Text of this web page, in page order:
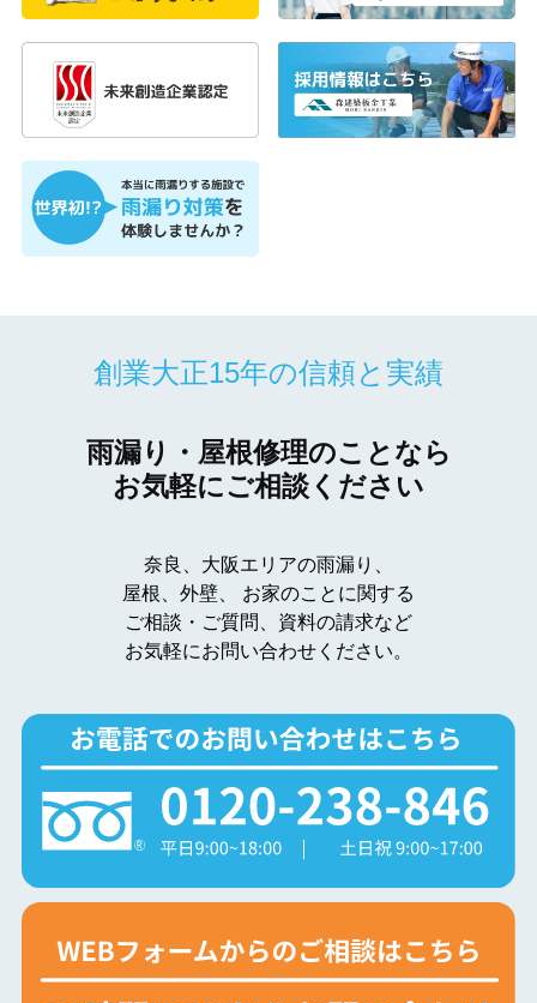
創業大正15年の信頼と実績
雨漏り・屋根修理のことなら
お気軽にご相談ください
奈良、大阪エリアの雨漏り、
屋根、外壁、
お家のことに関する
ご相談・ご質問、資料の請求など
お気軽にお問い合わせください。